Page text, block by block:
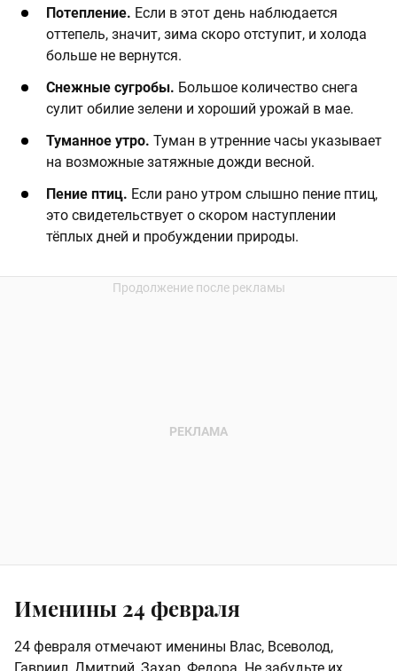
Потепление. Если в этот день наблюдается
оттепель, значит, зима скоро отступит, и холода
больше не вернутся.
Снежные сугробы. Большое количество снега
сулит обилие зелени и хороший урожай в мае.
Туманное утро. Туман в утренние часы указывает
на возможные затяжные дожди весной.
Пение птиц. Если рано утром слышно пение птиц,
это свидетельствует о скором наступлении
тёплых дней и пробуждении природы.
Именины 24 февраля
24 февраля отмечают именины Влас, Всеволод,